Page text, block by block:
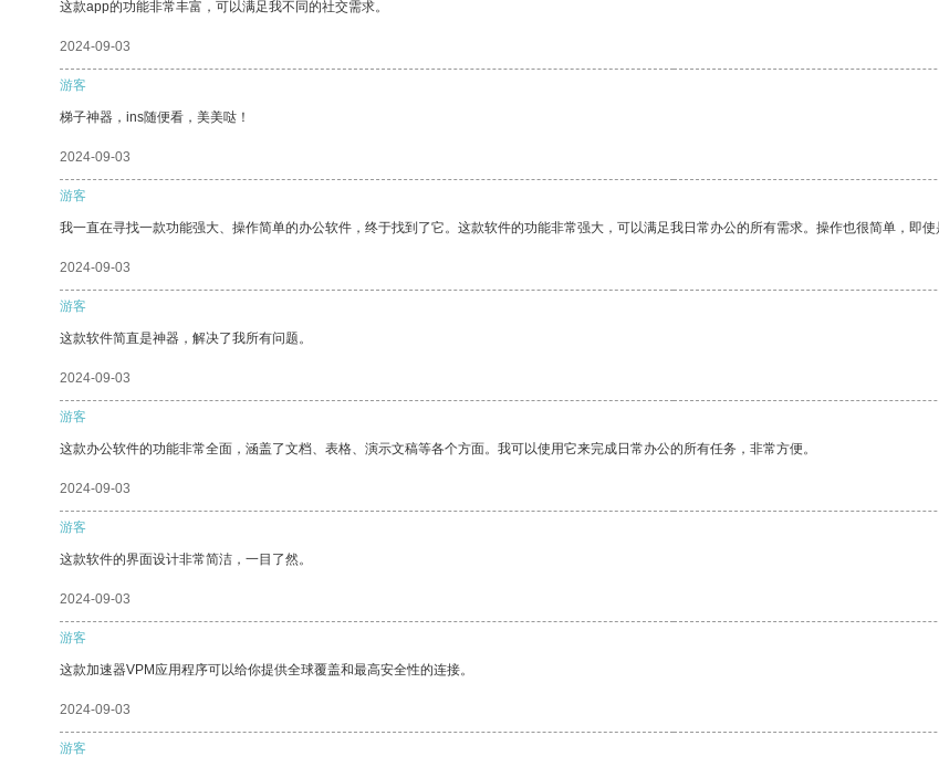
这款app的功能非常丰富，可以满足我不同的社交需求。
2024-09-03
游客
梯子神器，ins随便看，美美哒！
2024-09-03
游客
我一直在寻找一款功能强大、操作简单的办公软件，终于找到了它。这款软件的功能非常强大，可以满足我日常办公的所有需求。操作也很简单，即使
2024-09-03
游客
这款软件简直是神器，解决了我所有问题。
2024-09-03
游客
这款办公软件的功能非常全面，涵盖了文档、表格、演示文稿等各个方面。我可以使用它来完成日常办公的所有任务，非常方便。
2024-09-03
游客
这款软件的界面设计非常简洁，一目了然。
2024-09-03
游客
这款加速器VPM应用程序可以给你提供全球覆盖和最高安全性的连接。
2024-09-03
游客